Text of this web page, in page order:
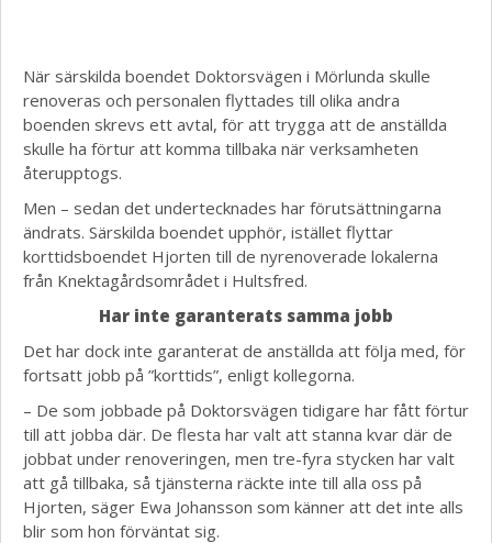
När särskilda boendet Doktorsvägen i Mörlunda skulle
renoveras och personalen flyttades till olika andra
boenden skrevs ett avtal, för att trygga att de anställda
skulle ha förtur att komma tillbaka när verksamheten
återupptogs.
Men – sedan det undertecknades har förutsättningarna
ändrats. Särskilda boendet upphör, istället flyttar
korttidsboendet Hjorten till de nyrenoverade lokalerna
från Knektagårdsområdet i Hultsfred.
Har inte garanterats samma jobb
Det har dock inte garanterat de anställda att följa med, för
fortsatt jobb på ”korttids”, enligt kollegorna.
– De som jobbade på Doktorsvägen tidigare har fått förtur
till att jobba där. De flesta har valt att stanna kvar där de
jobbat under renoveringen, men tre-fyra stycken har valt
att gå tillbaka, så tjänsterna räckte inte till alla oss på
Hjorten, säger Ewa Johansson som känner att det inte alls
blir som hon förväntat sig.